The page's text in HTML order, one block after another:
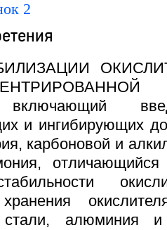
2
и ингибирующих
карбоновой и
хранения
стали, алюминия